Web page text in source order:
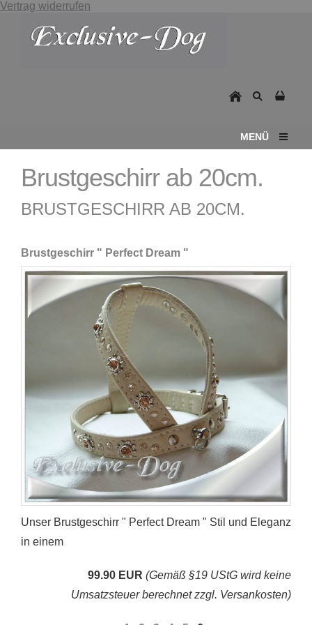
Vertrag widerrufen
MENÜ
Brustgeschirr ab 20cm.
BRUSTGESCHIRR AB 20CM.
Brustgeschirr " Perfect Dream "
Unser Brustgeschirr " Perfect Dream " Stil und Eleganz
in einem
99.90 EUR (Gemäß §19 UStG wird keine
Umsatzsteuer berechnet zzgl. Versankosten)